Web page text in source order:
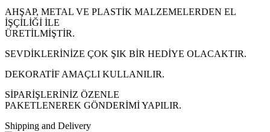
AHŞAP, METAL VE PLASTİK MALZEMELERDEN EL
İŞÇİLİĞİ İLE
ÜRETİLMİŞTİR.
SEVDİKLERİNİZE ÇOK ŞIK BİR HEDİYE OLACAKTIR.
DEKORATİF AMAÇLI KULLANILIR.
SİPARİŞLERİNİZ ÖZENLE
PAKETLENEREK GÖNDERİMİ YAPILIR.
Shipping and Delivery